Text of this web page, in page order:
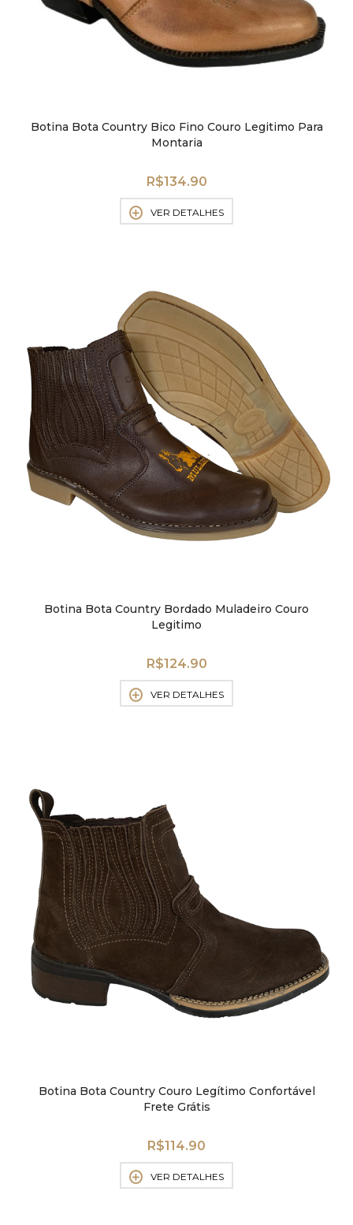
Botina Bota Country Bico Fino Couro Legitimo Para
Montaria
R$134.90
VER DETALHES
Botina Bota Country Bordado Muladeiro Couro
Legitimo
R$124.90
VER DETALHES
Botina Bota Country Couro Legítimo Confortável
Frete Grátis
R$114.90
VER DETALHES